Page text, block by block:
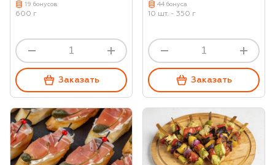
19 бонусов
600 г
Заказать
44 бонуса
10 шт. - 350 г
Заказать